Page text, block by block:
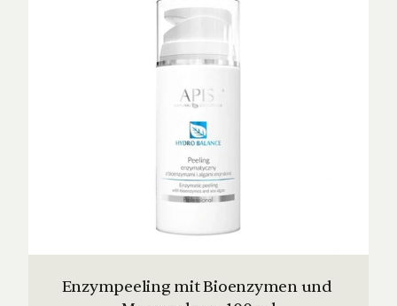
Enzympeeling mit Bioenzymen und